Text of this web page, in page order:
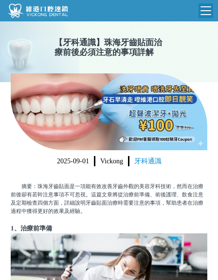
維港首頁
品牌介紹
環境設備
醫院新聞
收費標準
N
收費總表
植牙收費
根管收費
美學收費
箍牙收費
醫生團隊
門診時間
【 牙科通識】 珠海牙齒貼面治
療前後必須注意的事項詳解
2025-09-01 Vickong 牙科通識
摘要：珠海牙齒貼面是一項能有效改善牙齒外觀的美容牙科技術，然而在治療
前後卻有若幹注意事項不可忽視。這篇文章將從治療前準備、術後護理、飲食注意
及定期檢查四個方面，詳細說明牙齒貼面治療時需要注意的事項，幫助患者在治療
過程中獲得更好的效果及經驗。
1、治療前準備